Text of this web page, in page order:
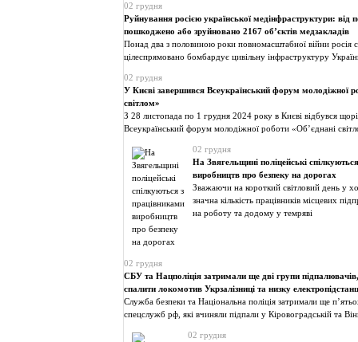
02 грудня
Руйнування росією української медінфраструктури: від
пошкоджено або зруйновано 2167 об’єктів медзакладів
Понад два з половиною роки повномасштабної війни росія
цілеспрямовано бомбардує цивільну інфраструктуру
02 грудня
У Києві завершився Всеукраїнський форум молодіжної
світлом»
З 28 листопада по 1 грудня 2024 року в Києві відбувся
Всеукраїнський форум молодіжної роботи «Обʼєднані
02 грудня
На Звягельщині поліцейські
виробництв про безпеку на дорогах
Зважаючи на короткий світловий день у
значна кількість працівників місцевих
на роботу та додому у темряві
02 грудня
СБУ та Нацполіція затримали ще дві групи
спалити локомотив Укрзалізниці та низку
Служба безпеки та Національна поліція затримали ще
спецслужб рф, які вчиняли підпали у Кіровоградській та
02 грудня